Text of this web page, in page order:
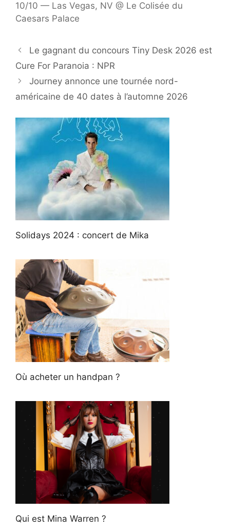
10/10 — Las Vegas, NV @ Le Colisée du
Caesars Palace
Le gagnant du concours Tiny Desk 2026 est
Cure For Paranoia : NPR
Journey annonce une tournée nord-
américaine de 40 dates à l’automne 2026
Solidays 2024 : concert de Mika
Où acheter un handpan ?
Qui est Mina Warren ?